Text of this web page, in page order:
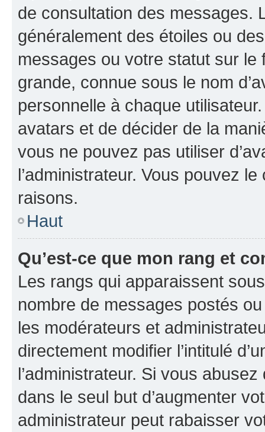
de consultation des messages.
généralement des étoiles ou
messages ou votre statut sur
grande, connue sous le nom
personnelle à chaque utilisateur.
avatars et de décider de la
vous ne pouvez pas utiliser
l’administrateur. Vous pouvez
raisons.
Haut
Qu’est-ce que mon rang et
Les rangs qui apparaissent
nombre de messages postés
les modérateurs et
directement modifier l’intitulé
l’administrateur. Si vous
dans le seul but d’augmenter
administrateur peut rabaisser